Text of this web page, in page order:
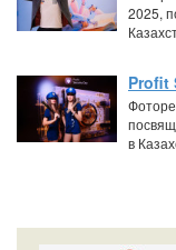
2025,
Profit
в